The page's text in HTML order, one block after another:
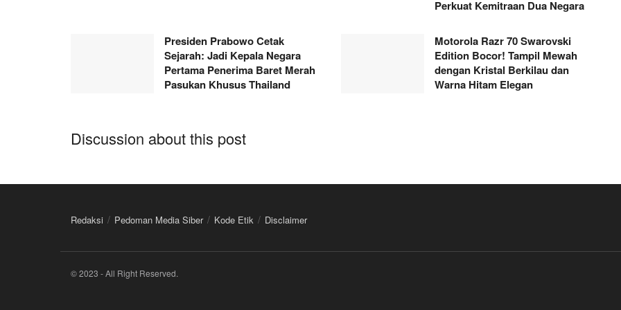
Perkuat Kemitraan Dua Negara
Presiden Prabowo Cetak
Sejarah: Jadi Kepala Negara
Pertama Penerima Baret Merah
Pasukan Khusus Thailand
Motorola Razr 70 Swarovski
Edition Bocor! Tampil Mewah
dengan Kristal Berkilau dan
Warna Hitam Elegan
Discussion about this post
Redaksi Pedoman Media Siber Kode Etik Disclaimer
© 2023 - All Right Reserved.